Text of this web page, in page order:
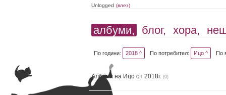
Unlogged (влез)
албуми, блог, хора,
По години: 2018 ^ По потребител: Ицо ^ По
Албуми на Ицо от 2018г. (0)